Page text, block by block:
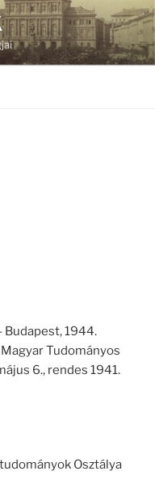
Budapest, 1944.
Tudományos
6., rendes 1941.
Osztálya